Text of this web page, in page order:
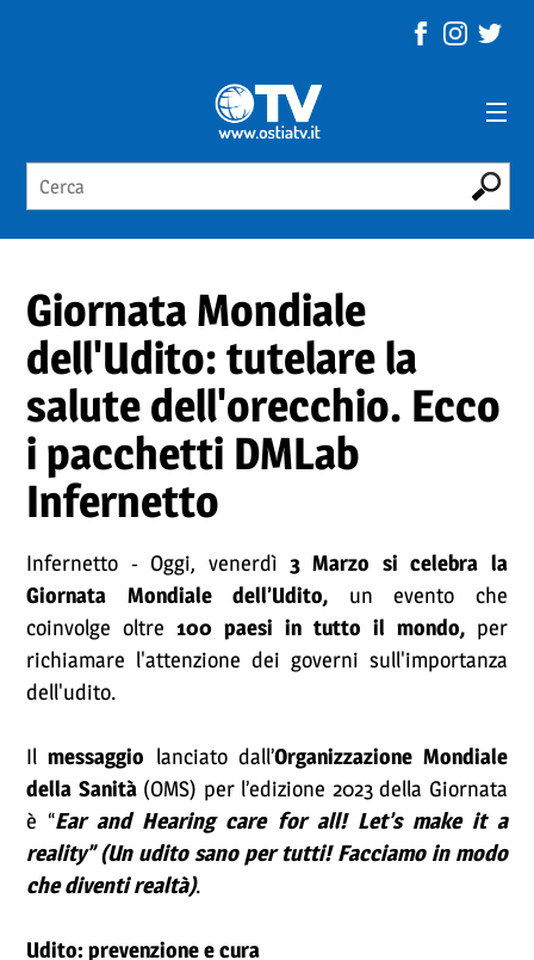
Giornata Mondiale
dell'Udito: tutelare la
salute dell'orecchio. Ecco
i pacchetti DMLab
Infernetto
Infernetto - Oggi, venerdì 3 Marzo si celebra la
Giornata Mondiale dell’Udito, un evento che
coinvolge oltre 100 paesi in tutto il mondo,per
richiamare l'attenzione dei governi sull'importanza
dell'udito.
Ilmessaggio lanciato dall’Organizzazione Mondiale
della Sanità(OMS) per l’edizione 2023 della Giornata
è “Ear and Hearing care for all! Let’s make it a
reality” (Un udito sano per tutti! Facciamo in modo
che diventi realtà).
Udito: prevenzione e cura